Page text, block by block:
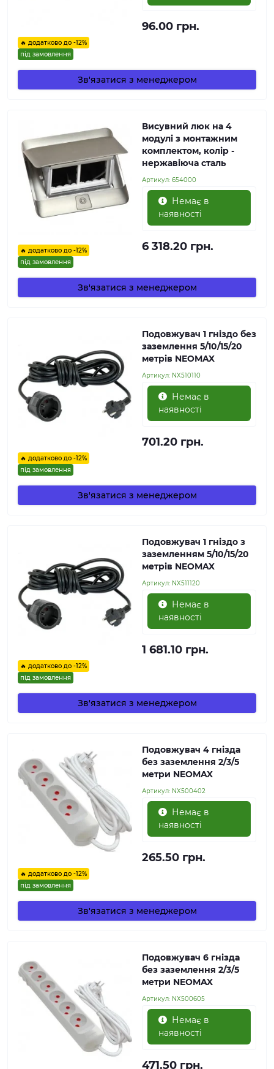
🔥 додатково до -12%
під замовлення
96.00 грн.
Зв'язатися з менеджером
🔥 додатково до -12%
під замовлення
Висувний люк на 4
модулі з монтажним
комплектом, колір -
нержавіюча сталь
Артикул: 654000
Немає в
наявності
6 318.20 грн.
Зв'язатися з менеджером
🔥 додатково до -12%
під замовлення
Подовжувач 1 гніздо без
заземлення 5/10/15/20
метрів NEOMAX
Артикул: NX510110
Немає в
наявності
701.20 грн.
Зв'язатися з менеджером
🔥 додатково до -12%
під замовлення
Подовжувач 1 гніздо з
заземленням 5/10/15/20
метрів NEOMAX
Артикул: NX511120
Немає в
наявності
1 681.10 грн.
Зв'язатися з менеджером
🔥 додатково до -12%
під замовлення
Подовжувач 4 гнізда
без заземлення 2/3/5
метри NEOMAX
Артикул: NX500402
Немає в
наявності
265.50 грн.
Зв'язатися з менеджером
Подовжувач 6 гнізда
без заземлення 2/3/5
метри NEOMAX
Артикул: NX500605
Немає в
наявності
471.50 грн.